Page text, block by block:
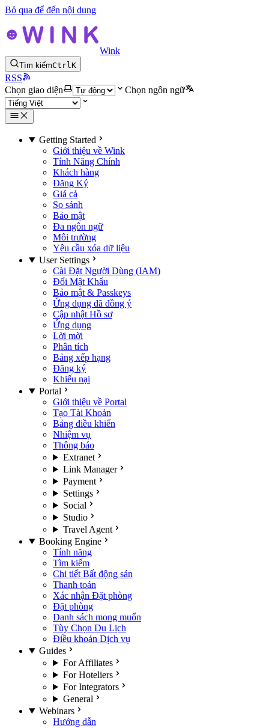
Bỏ qua để đến nội dung
Wink
Tìm kiếmCtrlK
RSS
Chọn giao diện
Chọn ngôn ngữ
Getting Started
Giới thiệu về Wink
Tính Năng Chính
Khách hàng
Đăng Ký
Giá cả
So sánh
Bảo mật
Đa ngôn ngữ
Môi trường
Yêu cầu xóa dữ liệu
User Settings
Cài Đặt Người Dùng (IAM)
Đổi Mật Khẩu
Bảo mật & Passkeys
Ứng dụng đã đồng ý
Cập nhật Hồ sơ
Ứng dụng
Lời mời
Phân tích
Bảng xếp hạng
Đăng ký
Khiếu nại
Portal
Giới thiệu về Portal
Tạo Tài Khoản
Bảng điều khiển
Nhiệm vụ
Thông báo
Extranet
Link Manager
Payment
Settings
Social
Studio
Travel Agent
Booking Engine
Tính năng
Tìm kiếm
Chi tiết Bất động sản
Thanh toán
Xác nhận Đặt phòng
Đặt phòng
Danh sách mong muốn
Tùy Chọn Du Lịch
Điều khoản Dịch vụ
Guides
For Affiliates
For Hoteliers
For Integrators
General
Webinars
Hướng dẫn